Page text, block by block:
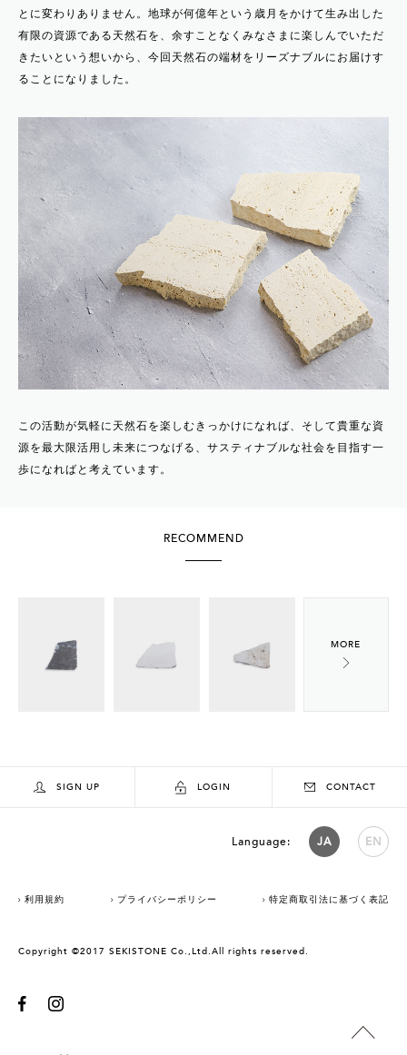
とに変わりありません。地球が何億年という歳月をかけて生み出した
有限の資源である天然石を、余すことなくみなさまに楽しんでいただ
きたいという想いから、今回天然石の端材をリーズナブルにお届けす
ることになりました。
この活動が気軽に天然石を楽しむきっかけになれば、そして貴重な資
源を最大限活用し未来につなげる、サスティナブルな社会を目指す一
歩になればと考えています。
RECOMMEND
SIGN UP LOGIN CONTACT
Language: JA EN
利用規約 プライバシーポリシー 特定商取引法に基づく表記
Copyright ©2017 SEKISTONE Co.,Ltd.All rights reserved.